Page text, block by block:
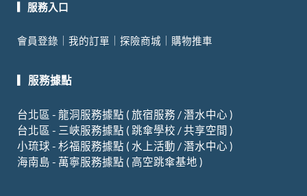
e
b
o
o
u
b
a
g
m
▎服務入口
會員登錄 我的訂單 探險商城 購物推車
▎服務據點
台北區 - 龍洞服務據點 ( 旅宿服務 / 潛水中心 )
台北區 - 三峽服務據點 ( 跳傘學校 / 共享空間 )
小琉球 - 杉福服務據點 ( 水上活動 / 潛水中心 )
海南島 - 萬寧服務據點 ( 高空跳傘基地 )